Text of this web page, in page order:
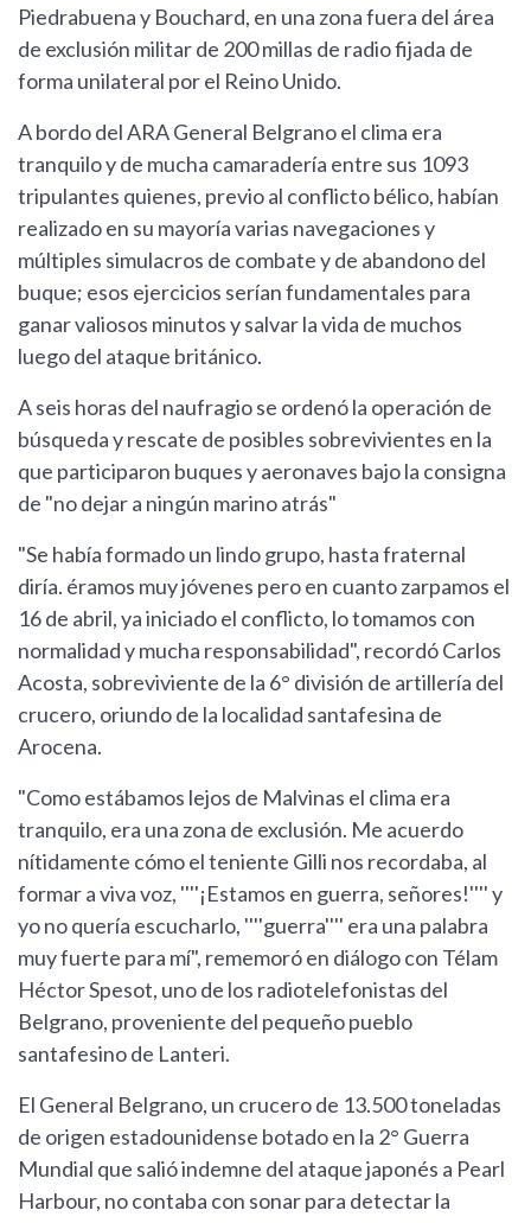
Piedrabuena y Bouchard, en una zona fuera del área
de exclusión militar de 200 millas de radio fijada de
forma unilateral por el Reino Unido.
A bordo del ARA General Belgrano el clima era
tranquilo y de mucha camaradería entre sus 1093
tripulantes quienes, previo al conflicto bélico, habían
realizado en su mayoría varias navegaciones y
múltiples simulacros de combate y de abandono del
buque; esos ejercicios serían fundamentales para
ganar valiosos minutos y salvar la vida de muchos
luego del ataque británico.
A seis horas del naufragio se ordenó la operación de
búsqueda y rescate de posibles sobrevivientes en la
que participaron buques y aeronaves bajo la consigna
de "no dejar a ningún marino atrás"
"Se había formado un lindo grupo, hasta fraternal
diría. éramos muy jóvenes pero en cuanto zarpamos el
16 de abril, ya iniciado el conflicto, lo tomamos con
normalidad y mucha responsabilidad", recordó Carlos
Acosta, sobreviviente de la 6° división de artillería del
crucero, oriundo de la localidad santafesina de
Arocena.
"Como estábamos lejos de Malvinas el clima era
tranquilo, era una zona de exclusión. Me acuerdo
nítidamente cómo el teniente Gilli nos recordaba, al
formar a viva voz, ''''¡Estamos en guerra, señores!'''' y
yo no quería escucharlo, ''''guerra'''' era una palabra
muy fuerte para mí", rememoró en diálogo con Télam
Héctor Spesot, uno de los radiotelefonistas del
Belgrano, proveniente del pequeño pueblo
santafesino de Lanteri.
El General Belgrano, un crucero de 13.500 toneladas
de origen estadounidense botado en la 2° Guerra
Mundial que salió indemne del ataque japonés a Pearl
Harbour, no contaba con sonar para detectar la